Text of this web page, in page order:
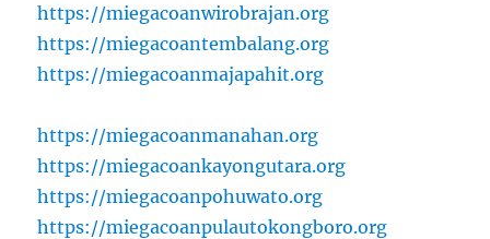
https://miegacoanwirobrajan.org
https://miegacoantembalang.org
https://miegacoanmajapahit.org
https://miegacoanmanahan.org
https://miegacoankayongutara.org
https://miegacoanpohuwato.org
https://miegacoanpulautokongboro.org